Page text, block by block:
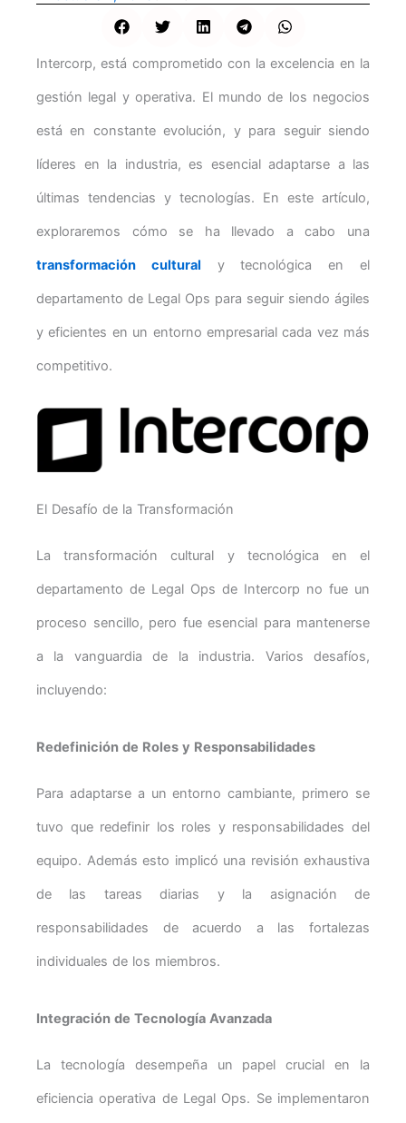
Intercorp, está comprometido con la excelencia en la
gestión legal y operativa. El mundo de los negocios
está en constante evolución, y para seguir siendo
líderes en la industria, es esencial adaptarse a las
últimas tendencias y tecnologías. En este artículo,
exploraremos cómo se ha llevado a cabo una
transformación cultural y tecnológica en el
departamento de Legal Ops para seguir siendo ágiles
y eficientes en un entorno empresarial cada vez más
competitivo.
El Desafío de la Transformación
La transformación cultural y tecnológica en el
departamento de Legal Ops de Intercorp no fue un
proceso sencillo, pero fue esencial para mantenerse
a la vanguardia de la industria. Varios desafíos,
incluyendo:
Redefinición de Roles y Responsabilidades
Para adaptarse a un entorno cambiante, primero se
tuvo que redefinir los roles y responsabilidades del
equipo. Además esto implicó una revisión exhaustiva
de las tareas diarias y la asignación de
responsabilidades de acuerdo a las fortalezas
individuales de los miembros.
Integración de Tecnología Avanzada
La tecnología desempeña un papel crucial en la
eficiencia operativa de Legal Ops. Se implementaron